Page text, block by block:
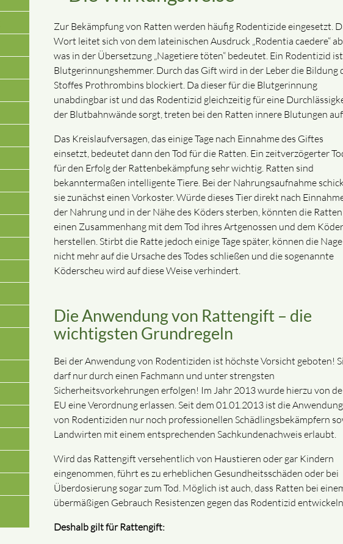
Zur Bekämpfung von Ratten werden häufig Rodentizide eingesetzt.
Wort leitet sich von dem lateinischen Ausdruck „Rodentia caedere“
was in der Übersetzung „Nagetiere töten“ bedeutet. Ein Rodentizid
Blutgerinnungshemmer. Durch das Gift wird in der Leber die Bildung
Stoffes Prothrombins blockiert. Da dieser für die Blutgerinnung
unabdingbar ist und das Rodentizid gleichzeitig für eine
der Blutbahnwände sorgt, treten bei den Ratten innere Blutungen
Das Kreislaufversagen, das einige Tage nach Einnahme des Giftes
einsetzt, bedeutet dann den Tod für die Ratten. Ein zeitverzögerter
für den Erfolg der Rattenbekämpfung sehr wichtig. Ratten sind
bekanntermaßen intelligente Tiere. Bei der Nahrungsaufnahme
sie zunächst einen Vorkoster. Würde dieses Tier direkt nach
der Nahrung und in der Nähe des Köders sterben, könnten die Ratten
einen Zusammenhang mit dem Tod ihres Artgenossen und dem Köder
herstellen. Stirbt die Ratte jedoch einige Tage später, können die
nicht mehr auf die Ursache des Todes schließen und die sogenannte
Köderscheu wird auf diese Weise verhindert.
Die Anwendung von Rattengift – die
wichtigsten Grundregeln
Bei der Anwendung von Rodentiziden ist höchste Vorsicht geboten!
darf nur durch einen Fachmann und unter strengsten
Sicherheitsvorkehrungen erfolgen! Im Jahr 2013 wurde hierzu von
EU eine Verordnung erlassen. Seit dem 01.01.2013 ist die Anwendung
von Rodentiziden nur noch professionellen Schädlingsbekämpfern
Landwirten mit einem entsprechenden Sachkundenachweis erlaubt.
Wird das Rattengift versehentlich von Haustieren oder gar Kindern
eingenommen, führt es zu erheblichen Gesundheitsschäden oder bei
Überdosierung sogar zum Tod. Möglich ist auch, dass Ratten bei
übermäßigen Gebrauch Resistenzen gegen das Rodentizid
Deshalb gilt für Rattengift: